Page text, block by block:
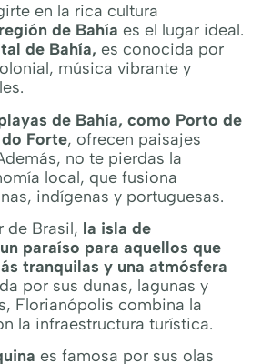
en la rica cultura
de Bahía es el lugar ideal.
de Bahía, es conocida por
música vibrante y
de Bahía, como Porto de
Forte, ofrecen paisajes
no te pierdas la
local, que fusiona
indígenas y portuguesas.
de Brasil, la isla de
paraíso para aquellos que
tranquilas y una atmósfera
por sus dunas, lagunas y
Florianópolis combina la
la infraestructura turística.
es famosa por sus olas